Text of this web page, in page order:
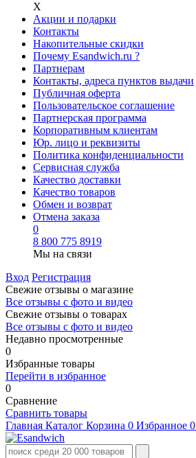
Х
Акции и подарки
Контакты
Накопительные скидки
Почему Esandwich.ru ?
Партнерам
Контакты, адреса пунктов выдачи
Публичная оферта
Пользовательское соглашение
Партнерская программа
Корпоративным клиентам
Юр. лицо и реквизиты
Политика конфиденциальности
Сервисная служба
Качество доставки
Качество товаров
Обмен и возврат
Отмена заказа
0
8 800 775 8919
Мы на связи
Вход Регистрация
Свежие отзывы о магазине
Все отзывы с фото и видео
Свежие отзывы о товарах
Все отзывы c фото и видео
Недавно просмотренные
0
Избранные товары
Перейти в избранное
0
Сравнение
Сравнить товары
Главная Каталог Корзина 0 Избранное 0